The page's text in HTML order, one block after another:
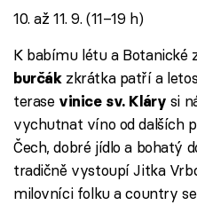
10. až 11. 9. (11–19 h)
K babímu létu a Botanické
burčákzkrátka patří a
terase vinice sv. Kláry si
vychutnat víno od dalších
Čech, dobré jídlo a bohatý
tradičně vystoupí Jitka
milovníci folku a country